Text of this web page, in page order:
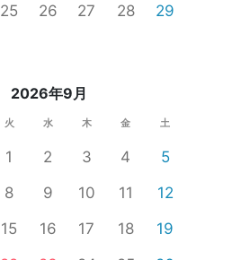
25 26 27 28
29
2026年9月
火 水 木 金 土
1 2 3 4
5
8 9 10 11
12
15 16 17 18
19